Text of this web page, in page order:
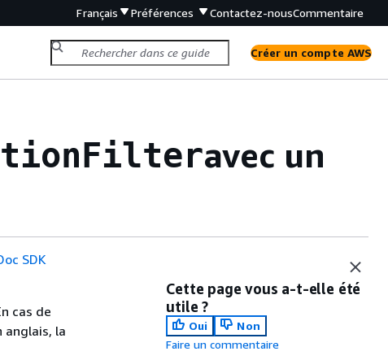
Français Préférences Contactez-nousCommentaire
Créer un compte AWS
avec un
SDK
cas de
la
Cette page vous a-t-elle été
utile ?
Oui
Non
Faire un commentaire